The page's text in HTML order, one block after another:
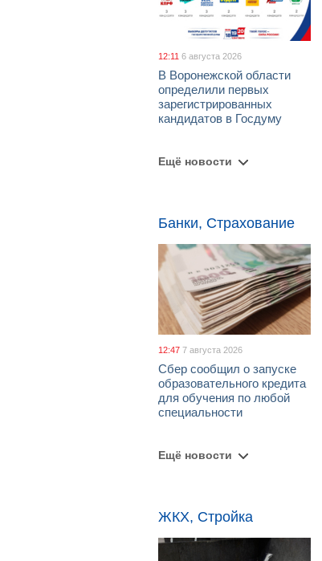
12:11 6 августа 2026
В Воронежской области
определили первых
зарегистрированных
кандидатов в Госдуму
Ещё новости
Банки, Страхование
12:47 7 августа 2026
Сбер сообщил о запуске
образовательного кредита
для обучения по любой
специальности
Ещё новости
ЖКХ, Стройка